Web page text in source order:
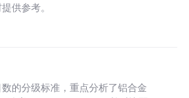
供参考。
的分级标准，重点分析了铝合金